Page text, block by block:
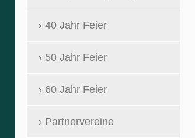
40 Jahr Feier
50 Jahr Feier
60 Jahr Feier
Partnervereine